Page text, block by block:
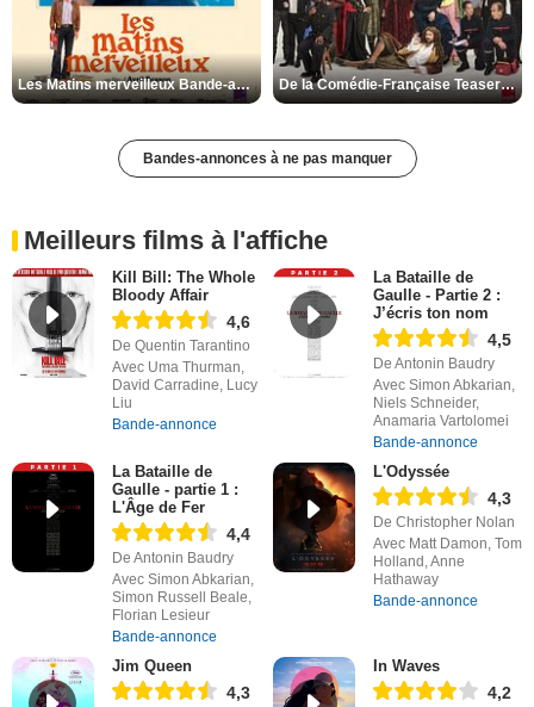
Les Matins merveilleux Bande-annonce VF De la Comédie-Française Teaser VF
Bandes-annonces à ne pas manquer
Meilleurs films à l'affiche
Kill Bill: The Whole
Bloody Affair
4,6
De Quentin Tarantino
Avec Uma Thurman,
David Carradine, Lucy
Liu
Bande-annonce
La Bataille de
Gaulle - Partie 2 :
J’écris ton nom
4,5
De Antonin Baudry
Avec Simon Abkarian,
Niels Schneider,
Anamaria Vartolomei
Bande-annonce
La Bataille de
Gaulle - partie 1 :
L'Âge de Fer
4,4
De Antonin Baudry
Avec Simon Abkarian,
Simon Russell Beale,
Florian Lesieur
Bande-annonce
L'Odyssée
4,3
De Christopher Nolan
Avec Matt Damon, Tom
Holland, Anne
Hathaway
Bande-annonce
Jim Queen
4,3
In Waves
4,2